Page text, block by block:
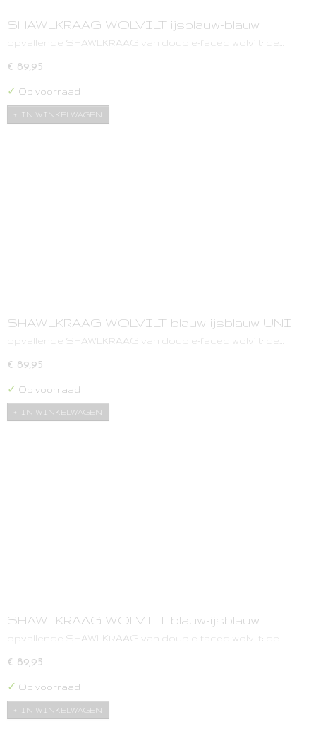
SHAWLKRAAG WOLVILT ijsblauw-blauw
opvallende SHAWLKRAAG van double-faced wolvilt: de…
€ 89,95
✓ Op voorraad
IN WINKELWAGEN
SHAWLKRAAG WOLVILT blauw-ijsblauw UNI
opvallende SHAWLKRAAG van double-faced wolvilt: de…
€ 89,95
✓ Op voorraad
IN WINKELWAGEN
SHAWLKRAAG WOLVILT blauw-ijsblauw
opvallende SHAWLKRAAG van double-faced wolvilt: de…
€ 89,95
✓ Op voorraad
IN WINKELWAGEN